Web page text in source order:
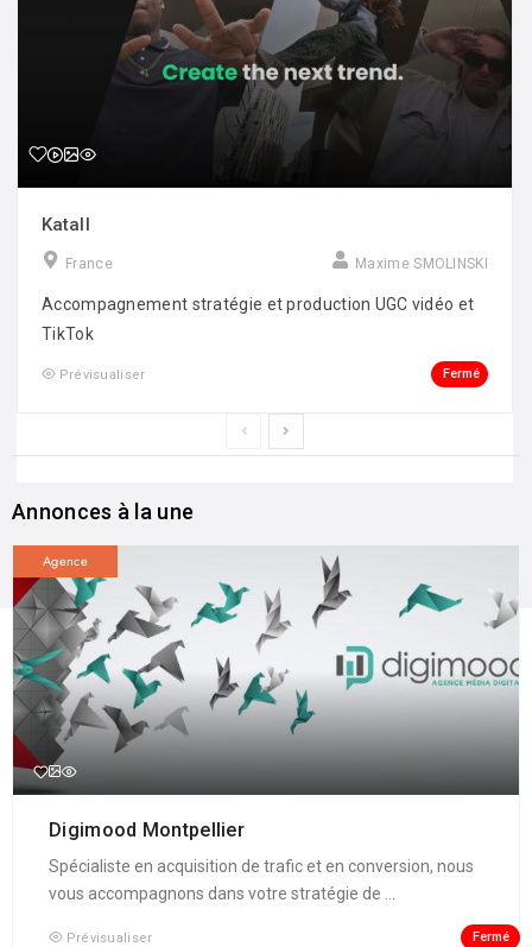
Katall
France Maxime SMOLINSKI
Accompagnement stratégie et production UGC vidéo et
TikTok
Prévisualiser Fermé
Annonces à la une
Agence
Digimood Montpellier
Spécialiste en acquisition de trafic et en conversion, nous
vous accompagnons dans votre stratégie de ...
Prévisualiser Fermé